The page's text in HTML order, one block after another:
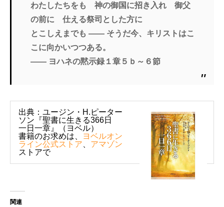
わたしたちをも 神の御国に招き入れ 御父
の前に 仕える祭司とした方に
とこしえまでも ―― そうだ今、キリストはこ
こに向かいつつある。
―― ヨハネの黙示録１章５ｂ～６節
出典：ユージン・H.ピーター
ソン『聖書に生きる366日
一日一章』（ヨベル）
書籍のお求めは、
ヨベルオン
ライン公式ストア
アマゾン
ストアで
関連